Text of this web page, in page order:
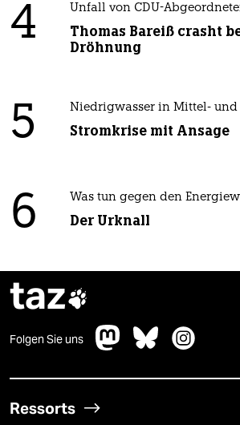
4 Unfall von CDU-
Thomas Bareiß crasht
Dröhnung
5 Niedrigwasser in Mittel- und
Stromkrise mit Ansage
6 Was tun gegen den
Der Urknall
taz
Folgen Sie uns
Ressorts